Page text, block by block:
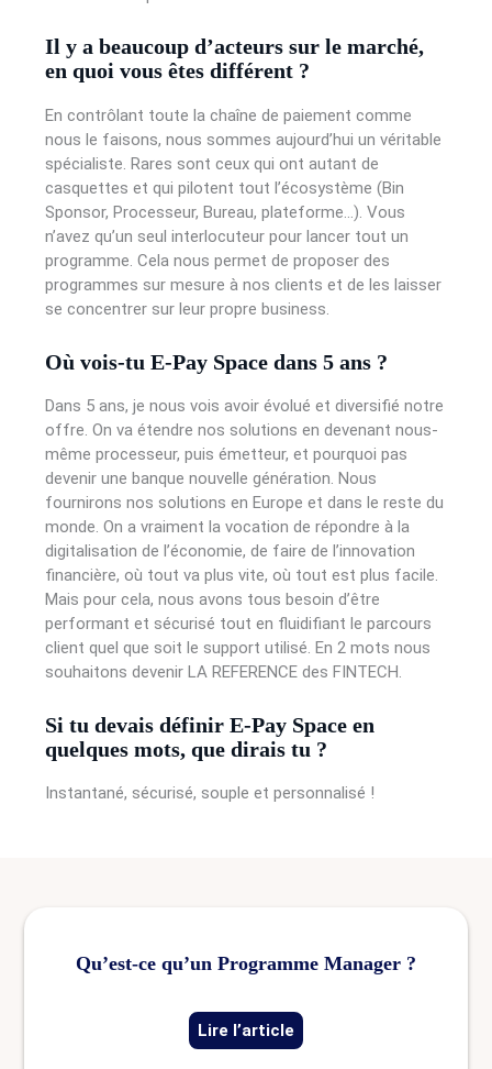
Il y a beaucoup d’acteurs sur le marché,
en quoi vous êtes différent ?
En contrôlant toute la chaîne de paiement comme
nous le faisons, nous sommes aujourd’hui un véritable
spécialiste. Rares sont ceux qui ont autant de
casquettes et qui pilotent tout l’écosystème (Bin
Sponsor, Processeur, Bureau, plateforme…). Vous
n’avez qu’un seul interlocuteur pour lancer tout un
programme. Cela nous permet de proposer des
programmes sur mesure à nos clients et de les laisser
se concentrer sur leur propre business.
Où vois-tu E-Pay Space dans 5 ans ?
Dans 5 ans, je nous vois avoir évolué et diversifié notre
offre. On va étendre nos solutions en devenant nous-
même processeur, puis émetteur, et pourquoi pas
devenir une banque nouvelle génération. Nous
fournirons nos solutions en Europe et dans le reste du
monde. On a vraiment la vocation de répondre à la
digitalisation de l’économie, de faire de l’innovation
financière, où tout va plus vite, où tout est plus facile.
Mais pour cela, nous avons tous besoin d’être
performant et sécurisé tout en fluidifiant le parcours
client quel que soit le support utilisé. En 2 mots nous
souhaitons devenir LA REFERENCE des FINTECH.
Si tu devais définir E-Pay Space en
quelques mots, que dirais tu ?
Instantané, sécurisé, souple et personnalisé !
Qu’est-ce qu’un Programme Manager ?
Lire l’article